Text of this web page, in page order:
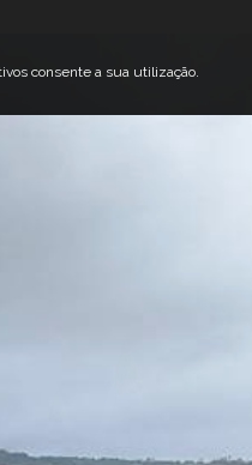
consente a sua utilização.